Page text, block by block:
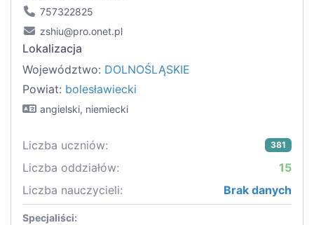
757322825
zshiu@pro.onet.pl
Lokalizacja
Województwo: DOLNOŚLĄSKIE
Powiat: bolesławiecki
angielski, niemiecki
Liczba uczniów: 381
Liczba oddziałów:
15
Liczba nauczycieli:
Brak danych
Specjaliści: